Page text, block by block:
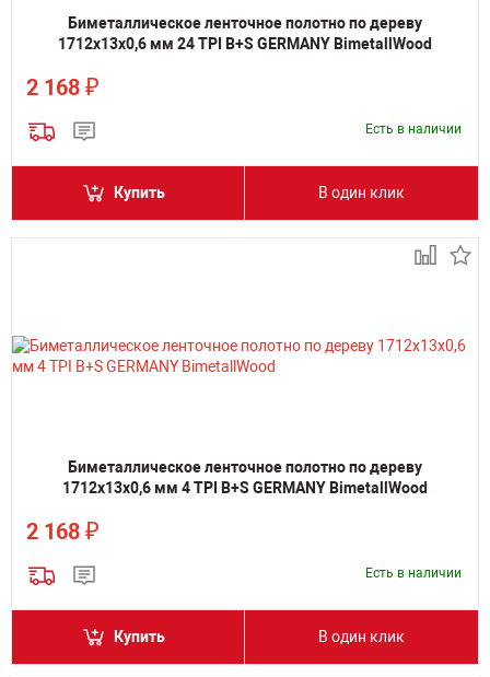
Биметаллическое ленточное полотно по дереву
1712х13х0,6 мм 24 TPI B+S GERMANY BimetallWood
2 168 ₽
Есть в наличии
Купить В один клик
Биметаллическое ленточное полотно по дереву
1712х13х0,6 мм 4 TPI B+S GERMANY BimetallWood
2 168 ₽
Есть в наличии
Купить В один клик